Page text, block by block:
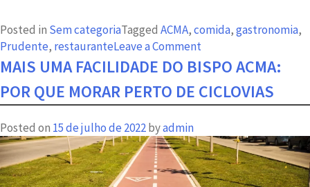
Posted in Sem categoriaTagged ACMA,comida,gastronomia,
Prudente, restauranteLeave a Commenton
5
gastronômicas
do
Prudente
130
MAIS UMA FACILIDADE DO BISPO ACMA:
POR QUE MORAR PERTO DE CICLOVIAS
Posted on 15 de julho de 2022byadmin